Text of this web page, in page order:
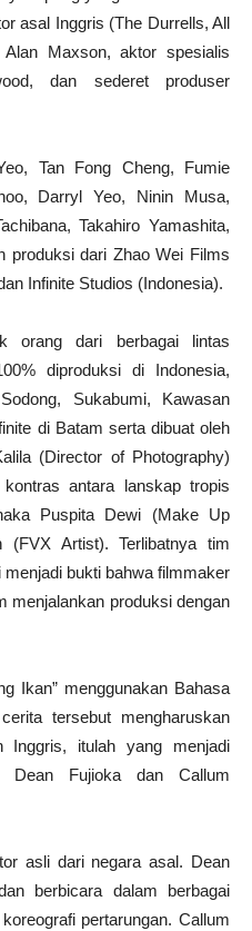
asal Inggris (The Durrells, All
Maxson, aktor spesialis
dan sederet produser
Tan Fong Cheng, Fumie
Darryl Yeo, Ninin Musa,
Takahiro Yamashita,
produksi dari Zhao Wei Films
Infinite Studios (Indonesia).
orang dari berbagai lintas
diproduksi di Indonesia,
Sukabumi, Kawasan
di Batam serta dibuat oleh
(Director of Photography)
antara lanskap tropis
Puspita Dewi (Make Up
(FVX Artist). Terlibatnya tim
bukti bahwa filmmaker
menjalankan produksi dengan
Ikan” menggunakan Bahasa
tersebut mengharuskan
Inggris, itulah yang menjadi
Dean Fujioka dan Callum
asli dari negara asal. Dean
berbicara dalam berbagai
pertarungan. Callum